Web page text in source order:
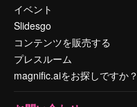
イベント
Slidesgo
コンテンツを販売する
プレスルーム
magnific.aiをお探しですか？